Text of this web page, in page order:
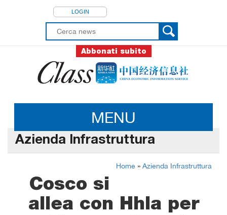
LOGIN
Abbonati subito
MENU
Azienda Infrastruttura
Home » Azienda Infrastruttura
Cosco si
allea con Hhla per